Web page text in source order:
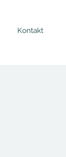
Kontakt